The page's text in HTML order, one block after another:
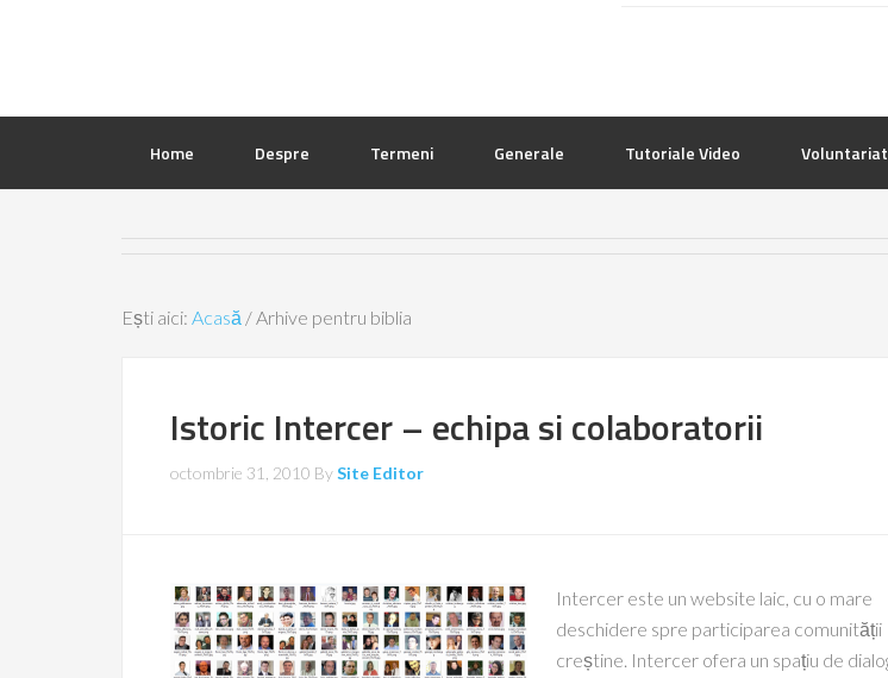
Home Despre Termeni Generale Tutoriale Video Voluntariat
Ești aici: Acasă /Arhive pentru biblia
Istoric Intercer – echipa si colaboratorii
octombrie 31, 2010 BySite Editor
Intercer este un website laic, cu o mare
deschidere spre participarea comunității
creștine. Intercer ofera un spațiu de